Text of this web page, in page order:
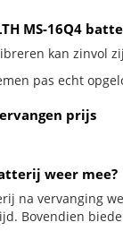
MS-16Q4
kan zinvol
pas echt
prijs
weer mee?
na vervanging
Bovendien